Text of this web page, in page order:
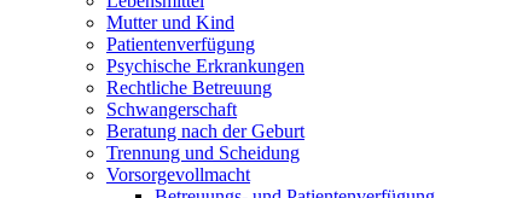
Mutter und Kind
Patientenverfügung
Psychische Erkrankungen
Rechtliche Betreuung
Schwangerschaft
Beratung nach der Geburt
Trennung und Scheidung
Vorsorgevollmacht